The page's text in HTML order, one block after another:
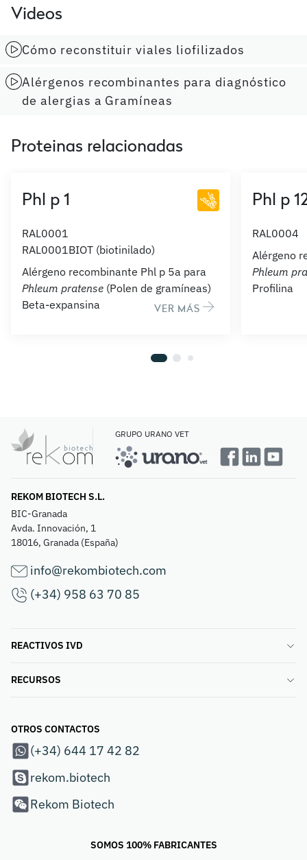
Videos
Cómo reconstituir viales liofilizados
Alérgenos recombinantes para diagnóstico
de alergias a Gramíneas
Proteinas relacionadas
Phl p 1
RAL0001
RAL0001BIOT (biotinilado)
Alérgeno recombinante Phl p 5a para
Phleum pratense (Polen de gramíneas)
Beta-expansina
VER MÁS
Phl p
RAL0004
Alérgeno
Phleum
Profilina
GRUPO URANO VET
REKOM BIOTECH S.L.
BIC-Granada
Avda. Innovación, 1
18016, Granada (España)
info@rekombiotech.com
(+34) 958 63 70 85
REACTIVOS IVD
RECURSOS
OTROS CONTACTOS
(+34) 644 17 42 82
rekom.biotech
Rekom Biotech
SOMOS 100% FABRICANTES